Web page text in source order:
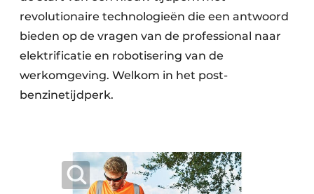
revolutionaire technologieën die een antwoord
bieden op de vragen van de professional naar
elektrificatie en robotisering van de
werkomgeving. Welkom in het post-
benzinetijdperk.